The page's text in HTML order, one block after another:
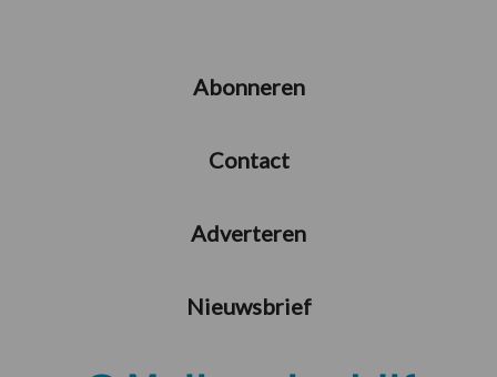
Abonneren
Contact
Adverteren
Nieuwsbrief